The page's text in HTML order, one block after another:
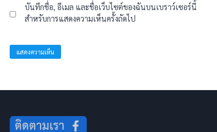
บันทึกชื่อ, อีเมล และชื่อเว็บไซต์ของฉันบนเบราว์เซอร์นี้
สำหรับการแสดงความเห็นครั้งถัดไป